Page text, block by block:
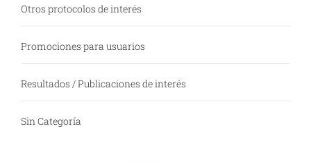
Otros protocolos de interés
Promociones para usuarios
Resultados / Publicaciones de interés
Sin Categoría